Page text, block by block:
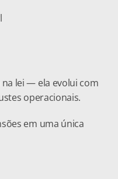
lei — ela evolui com
operacionais.
em uma única